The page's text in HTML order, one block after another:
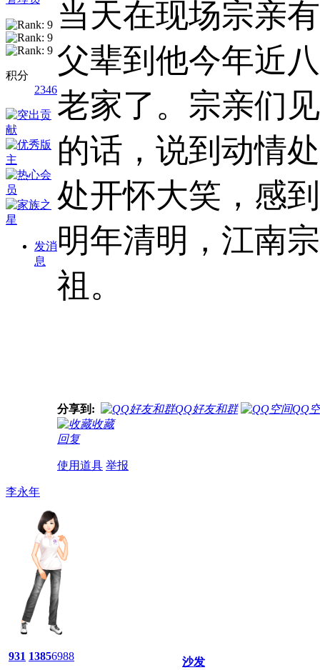
积分
2346
发消
息
当天在现场宗亲
父辈到他今年近
老家了。宗亲们
的话，说到动情
处开怀大笑，
明年清明，江南
祖。
分享到: QQ好友和群
QQ
收藏
回复
使用道具 举报
李永年
931 13856988
沙发